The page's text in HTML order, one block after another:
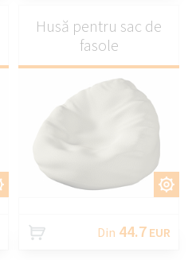
PERSONALIZAȚI
Husă pentru sac de
fasole
Din 44.7 EUR